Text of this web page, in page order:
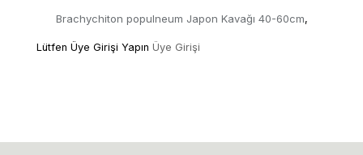
Brachychiton populneum Japon Kavağı 40-60cm,
Lütfen Üye Girişi Yapın Üye Girişi